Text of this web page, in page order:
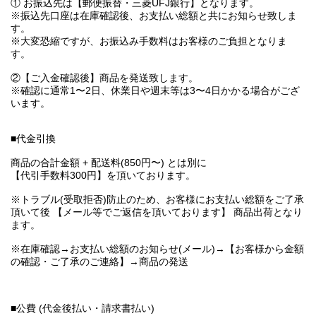
① お振込先は【郵便振替・三菱UFJ銀行】となります。
※振込先口座は在庫確認後、お支払い総額と共にお知らせ致しま
す。
※大変恐縮ですが、お振込み手数料はお客様のご負担となりま
す。
②【ご入金確認後】商品を発送致します。
※確認に通常1〜2日、休業日や週末等は3〜4日かかる場合がござ
います。
■代金引換
商品の合計金額 + 配送料(850円〜) とは別に
【代引手数料300円】を頂いております。
※トラブル(受取拒否)防止のため、お客様にお支払い総額をご了承
頂いて後 【メール等でご返信を頂いております】 商品出荷となり
ます。
※在庫確認→お支払い総額のお知らせ(メール)→【お客様から金額
の確認・ご了承のご連絡】→商品の発送
■公費 (代金後払い・請求書払い)